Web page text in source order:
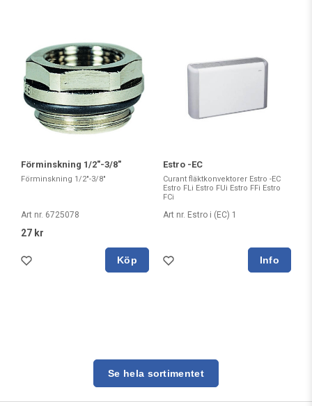
Förminskning 1/2"-3/8"
Förminskning 1/2"-3/8"
Art nr. 6725078
27 kr
Köp
Estro -EC
Curant fläktkonvektorer Estro -EC
Estro FLi Estro FUi Estro FFi Estro
FCi
Art nr. Estro i (EC) 1
Se hela sortimentet